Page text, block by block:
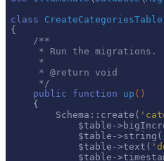
class
CreateCategoriesTable
{
/**
     * Run the migrations.
     *
     *
@return void
     */
public
function up ()
{
        Schema::create(
$table-
            $table->string(
            $table->text(
$table-